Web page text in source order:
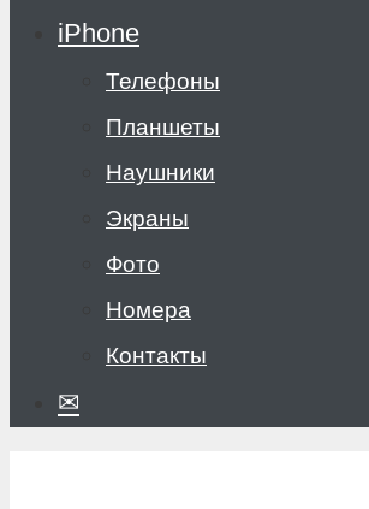
iPhone
Телефоны
Планшеты
Наушники
Экраны
Фото
Номера
Контакты
✉